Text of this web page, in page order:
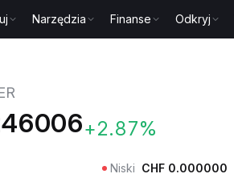
Narzędzia Finanse Odkryj
+2.87%
Niski CHF 0.000000